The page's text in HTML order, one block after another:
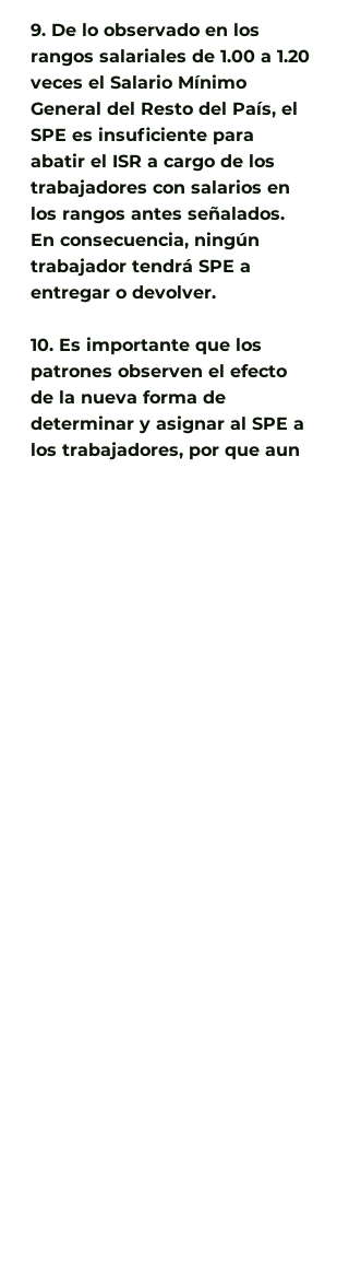
9. De lo observado en los
rangos salariales de 1.00 a 1.20
veces el Salario Mínimo
General del Resto del País, el
SPE es insuficiente para
abatir el ISR a cargo de los
trabajadores con salarios en
los rangos antes señalados.
En consecuencia, ningún
trabajador tendrá SPE a
entregar o devolver.
10. Es importante que los
patrones observen el efecto
de la nueva forma de
determinar y asignar al SPE a
los trabajadores, por que aun